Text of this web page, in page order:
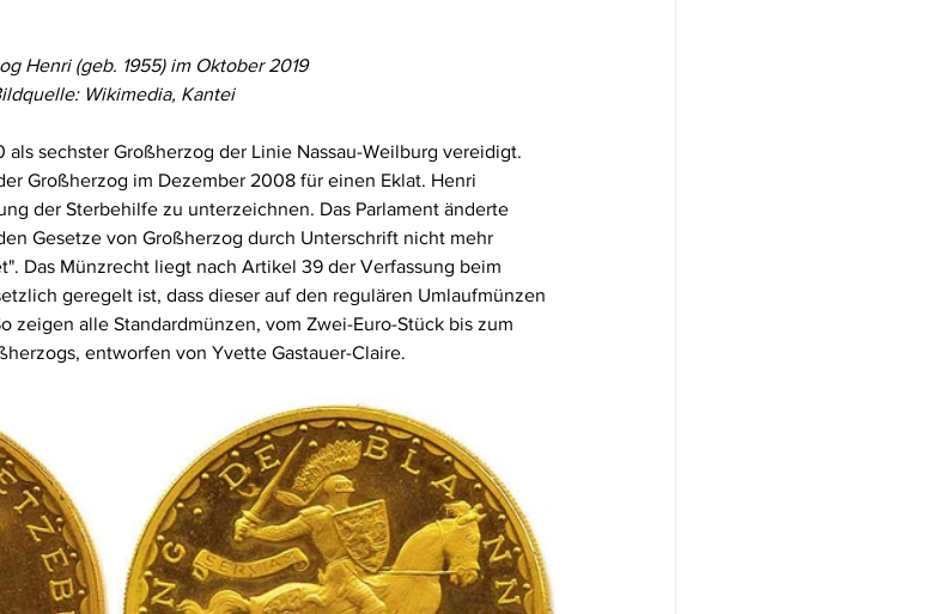
Henri (geb. 1955) im Oktober 2019
Wikimedia, Kantei
sechster Großherzog der Linie Nassau-Weilburg vereidigt.
Großherzog im Dezember 2008 für einen Eklat. Henri
der Sterbehilfe zu unterzeichnen. Das Parlament änderte
Gesetze von Großherzog durch Unterschrift nicht mehr
Das Münzrecht liegt nach Artikel 39 der Verfassung beim
geregelt ist, dass dieser auf den regulären Umlaufmünzen
zeigen alle Standardmünzen, vom Zwei-Euro-Stück bis zum
entworfen von Yvette Gastauer-Claire.